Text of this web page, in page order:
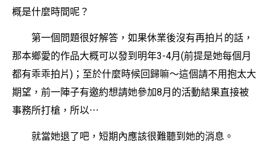
概是什麼時間呢？
第一個問題很好解答，如果休業後沒有再拍片的話，
那本鄉愛的作品大概可以發到明年3-4月(前提是她每個月
都有乖乖拍片)；至於什麼時候回歸嘛〜這個請不用抱太大
期望，前一陣子有邀約想請她參加8月的活動結果直接被
事務所打槍，所以⋯
就當她退了吧，短期內應該很難聽到她的消息。